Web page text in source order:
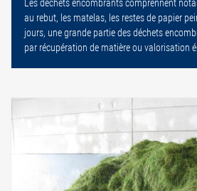
Les déchets encombrants comprennent
au rebut, les matelas, les restes de papier
jours, une grande partie des déchets
par récupération de matière ou valorisation